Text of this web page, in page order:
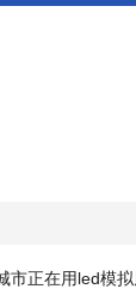
正在用led模